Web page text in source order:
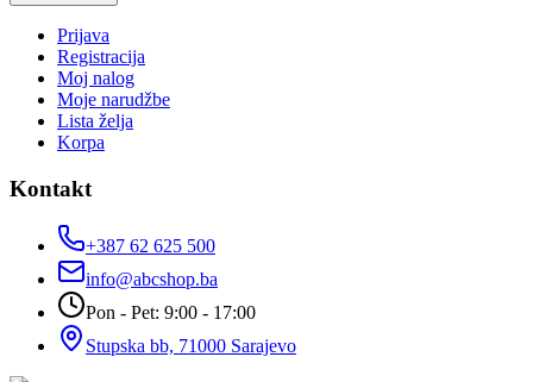
Prijava
Registracija
Moj nalog
Moje narudžbe
Lista želja
Korpa
Kontakt
+387 62 625 500
info@abcshop.ba
Pon - Pet: 9:00 - 17:00
Stupska bb, 71000 Sarajevo